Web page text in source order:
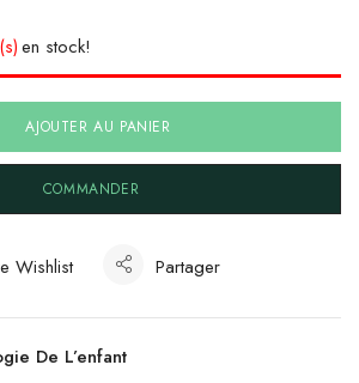
en stock!
AJOUTER AU PANIER
COMMANDER
Wishlist Partager
De L’enfant